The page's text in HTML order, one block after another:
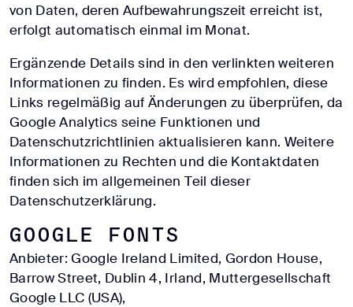
von Daten, deren Aufbewahrungszeit erreicht ist,
erfolgt automatisch einmal im Monat.
Ergänzende Details sind in den verlinkten weiteren
Informationen zu finden. Es wird empfohlen, diese
Links regelmäßig auf Änderungen zu überprüfen, da
Google Analytics seine Funktionen und
Datenschutzrichtlinien aktualisieren kann. Weitere
Informationen zu Rechten und die Kontaktdaten
finden sich im allgemeinen Teil dieser
Datenschutzerklärung.
Google Fonts
Anbieter: Google Ireland Limited, Gordon House,
Barrow Street, Dublin 4, Irland, Muttergesellschaft
Google LLC (USA),